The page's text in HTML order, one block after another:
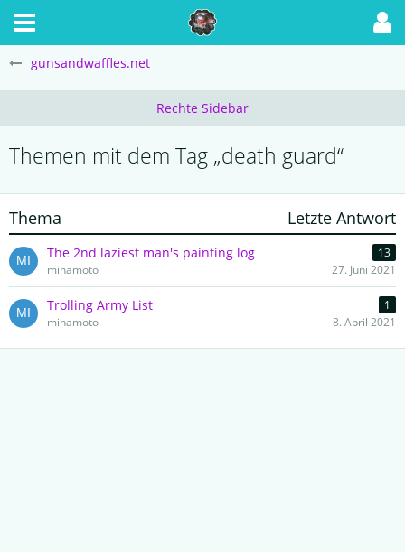
gunsandwaffles.net
Themen mit dem Tag „death guard“
Thema Letzte Antwort
The 2nd laziest man's painting log
13
minamoto
27. Juni 2021
Trolling Army List
1
minamoto
8. April 2021